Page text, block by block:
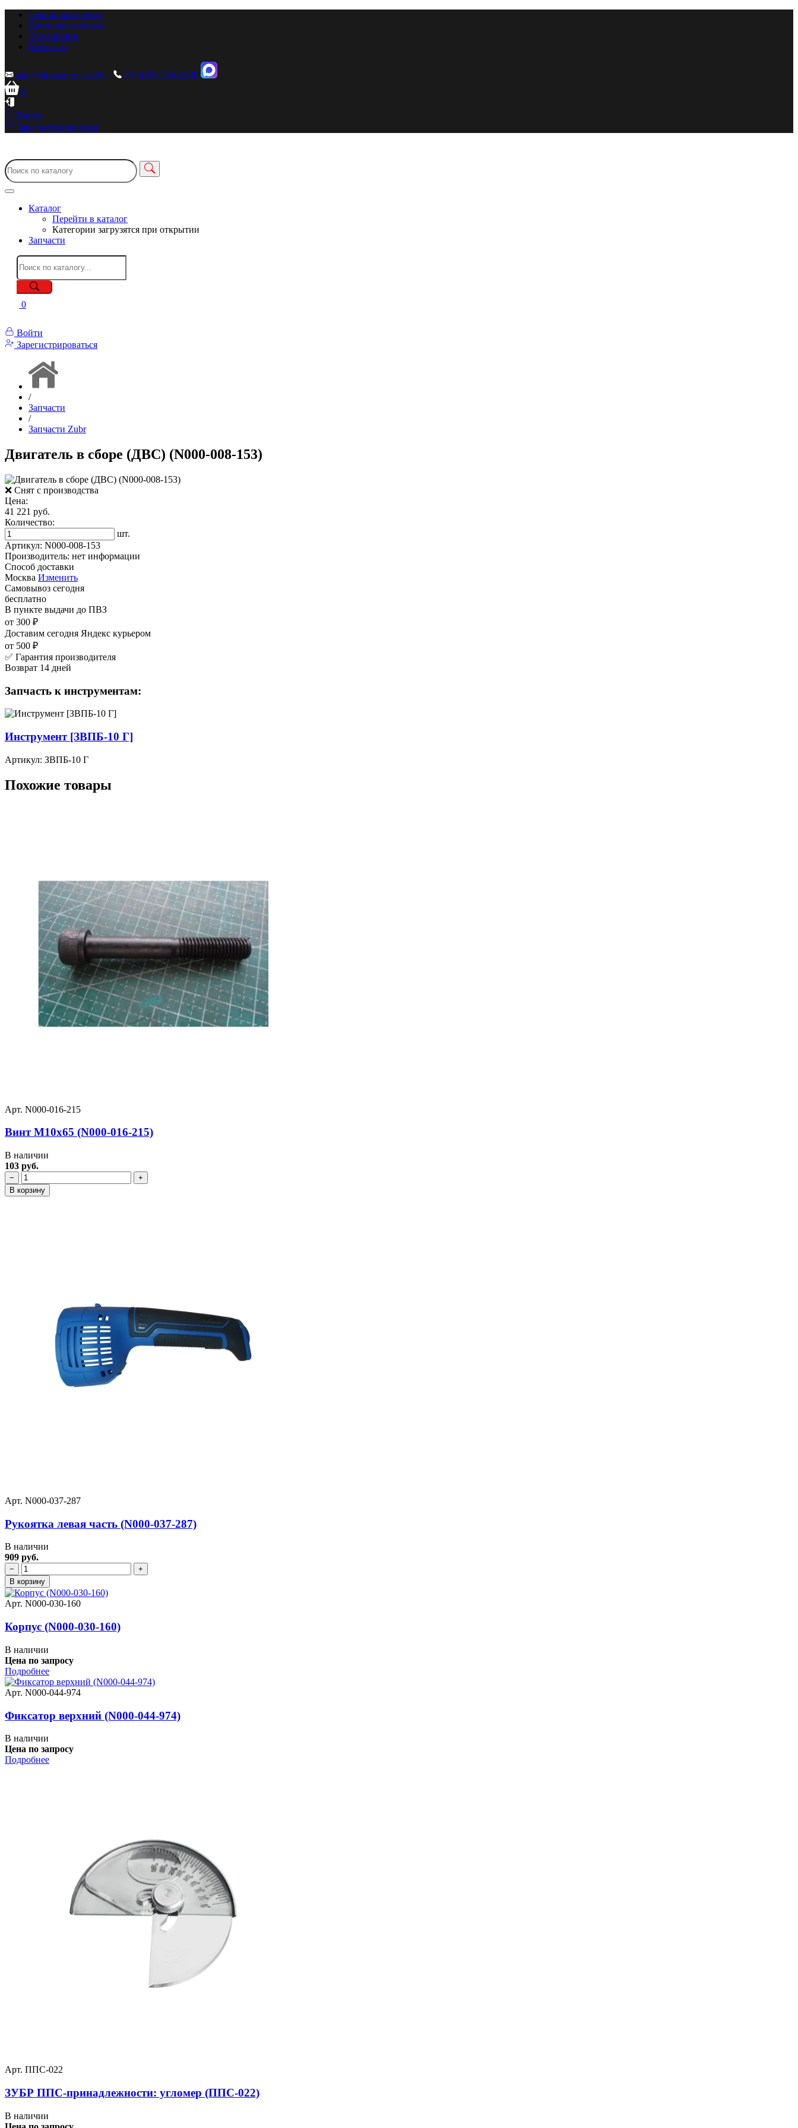
Сервисный центр
Доставка и оплата
О компании
Контакты
sale@zionstm.ru sale@...
+7 (495) 136-23-00
0
Войти
Зарегистрироваться
Каталог
Перейти в каталог
Категории загрузятся при открытии
Запчасти
0
Войти
Зарегистрироваться
/
Запчасти
/
Запчасти Zubr
Двигатель в сборе (ДВС) (N000-008-153)
❌ Снят с производства
Цена:
41 221 руб.
Количество:
шт.
Артикул: N000-008-153
Производитель: нет информации
Способ доставки
Москва Изменить
Самовывоз сегодня
бесплатно
В пункте выдачи до ПВЗ
от 300 ₽
Доставим сегодня Яндекс курьером
от 500 ₽
✅ Гарантия производителя
Возврат 14 дней
Запчасть к инструментам:
Инструмент [ЗВПБ-10 Г]
Артикул: ЗВПБ-10 Г
Похожие товары
Арт. N000-016-215
Винт M10x65 (N000-016-215)
В наличии
103 руб.
−
+
В корзину
Арт. N000-037-287
Рукоятка левая часть (N000-037-287)
В наличии
909 руб.
−
+
В корзину
Арт. N000-030-160
Корпус (N000-030-160)
В наличии
Цена по запросу
Подробнее
Арт. N000-044-974
Фиксатор верхний (N000-044-974)
В наличии
Цена по запросу
Подробнее
Арт. ППС-022
ЗУБР ППС-принадлежности: угломер (ППС-022)
В наличии